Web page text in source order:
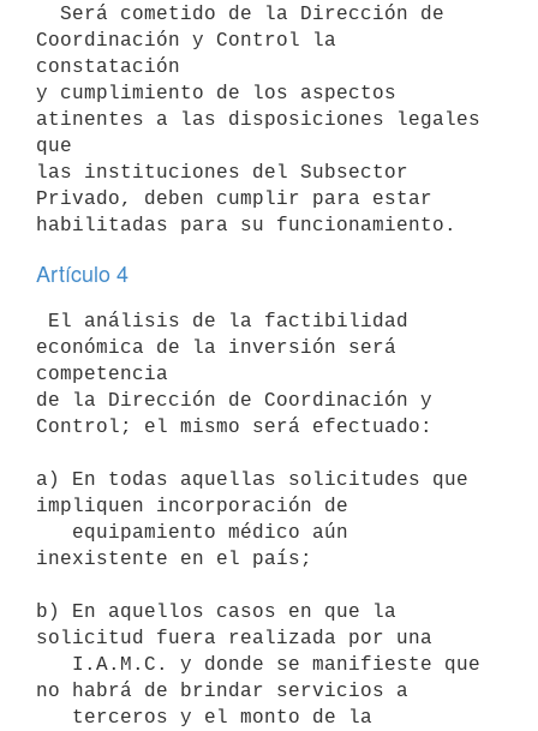
Coordinación y Control la
constatación
y cumplimiento de los aspectos
atinentes a las disposiciones legales
que
las instituciones del Subsector
Privado, deben cumplir para estar
Artículo 4
económica de la inversión será
competencia
de la Dirección de Coordinación y
Control; el mismo será efectuado:
a) En todas aquellas solicitudes que
impliquen incorporación de
inexistente en el país;
b) En aquellos casos en que la
solicitud fuera realizada por una
no habrá de brindar servicios a